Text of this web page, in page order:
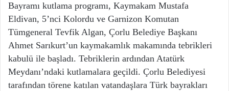
Bayramı kutlama programı, Kaymakam Mustafa
Eldivan, 5’nci Kolordu ve Garnizon Komutan
Tümgeneral Tevfik Algan, Çorlu Belediye Başkanı
Ahmet Sarıkurt’un kaymakamlık makamında tebrikleri
kabulü ile başladı. Tebriklerin ardından Atatürk
Meydanı’ndaki kutlamalara geçildi. Çorlu Belediyesi
tarafından törene katılan vatandaşlara Türk bayrakları